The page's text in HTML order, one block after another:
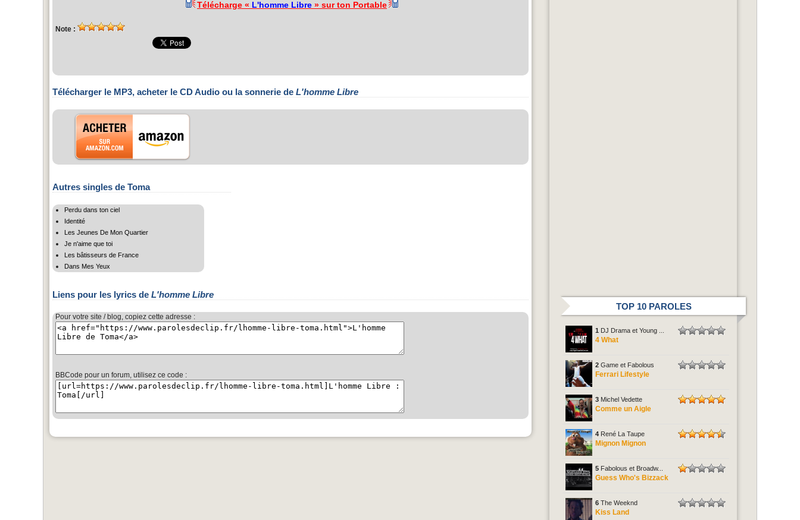
Télécharge « L'homme Libre » sur ton Portable
Note :
Télécharger le MP3, acheter le CD Audio ou la sonnerie de L'homme Libre
Autres singles de Toma
Perdu dans ton ciel
Identité
Les Jeunes De Mon Quartier
Je n'aime que toi
Les bâtisseurs de France
Dans Mes Yeux
Liens pour les lyrics de L'homme Libre
Pour votre site / blog, copiez cette adresse :
BBCode pour un forum, utilisez ce code :
TOP 10 PAROLES
1 DJ Drama et Young ...
4 What
2 Game et Fabolous
Ferrari Lifestyle
3 Michel Vedette
Comme un Aigle
4 René La Taupe
Mignon Mignon
5 Fabolous et Broadw...
Guess Who's Bizzack
6 The Weeknd
Kiss Land